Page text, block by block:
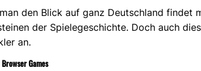
den Blick auf ganz Deutschland findet
der Spielegeschichte. Doch auch
an.
Games